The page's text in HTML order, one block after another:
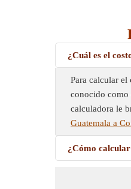
¿Cuál es el
Para calcular
conocido como
calculadora le
Guatemala a
¿Cómo